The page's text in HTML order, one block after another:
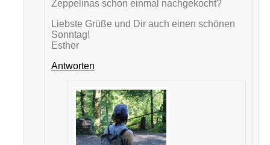
Zeppelinas schon einmal nachgekocht?
Liebste Grüße und Dir auch einen schönen
Sonntag!
Esther
Antworten